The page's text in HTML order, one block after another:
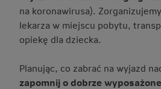
na koronawirusa).
lekarza w miejscu pobytu,
opiekę dla dziecka.
Planując, co zabrać na wyjazd
zapomnij o dobrze